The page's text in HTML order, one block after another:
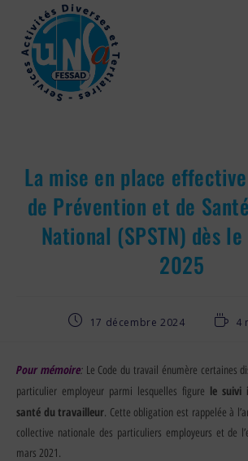
La mise en place
de Prévention et de
National (SPSTN) dès
2025
17 décembre 2024 4
Pour mémoire: Le Code du travail énumère certaines
particulier employeur parmi lesquelles figure le suivi
santé du travailleur. Cette obligation est rappelée à
collective nationale des particuliers employeurs et de
mars 2021.